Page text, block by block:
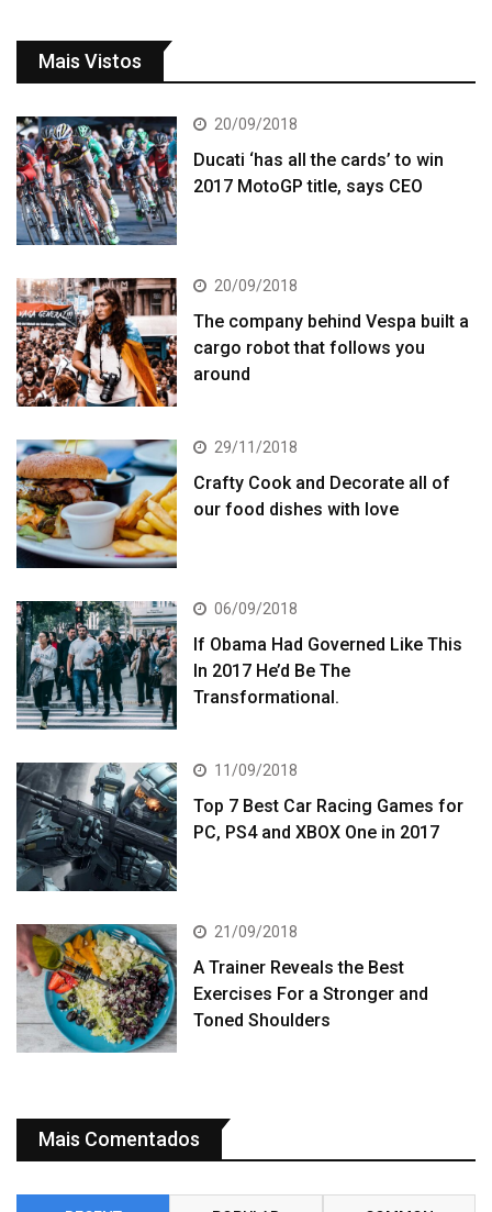
Mais Vistos
20/09/2018
Ducati ‘has all the cards’ to win
2017 MotoGP title, says CEO
20/09/2018
The company behind Vespa built a
cargo robot that follows you
around
29/11/2018
Crafty Cook and Decorate all of
our food dishes with love
06/09/2018
If Obama Had Governed Like This
In 2017 He’d Be The
Transformational.
11/09/2018
Top 7 Best Car Racing Games for
PC, PS4 and XBOX One in 2017
21/09/2018
A Trainer Reveals the Best
Exercises For a Stronger and
Toned Shoulders
Mais Comentados